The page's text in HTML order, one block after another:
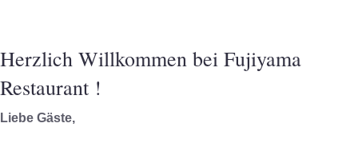
Herzlich Willkommen bei Fujiyama
Restaurant !
Liebe Gäste,